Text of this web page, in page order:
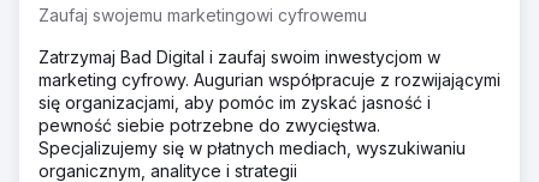
Zaufaj swojemu marketingowi cyfrowemu
Zatrzymaj Bad Digital i zaufaj swoim inwestycjom w
marketing cyfrowy. Augurian współpracuje z rozwijającymi
się organizacjami, aby pomóc im zyskać jasność i
pewność siebie potrzebne do zwycięstwa.
Specjalizujemy się w płatnych mediach, wyszukiwaniu
organicznym, analityce i strategii